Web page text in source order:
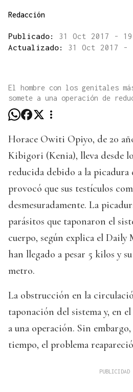
Redacción
Publicado: 31 Oct 2017 -
Actualizado: 31 Oct 2017 -
El hombre con los genitales
somete a una operación de
Horace Owiti Opiyo, de 20
Kibigori (Kenia), lleva desde
reducida debido a la picadura
provocó que sus testículos
desmesuradamente. La
parásitos que taponaron el
cuerpo, según explica el Daily
han llegado a pesar 5 kilos y
metro.
La obstrucción en la
taponación del sistema y, en
a una operación. Sin
tiempo, el problema